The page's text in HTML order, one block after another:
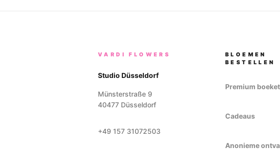
VARDI FLOWERS
Studio Düsseldorf
Münsterstraße 9
40477 Düsseldorf
+49 157 31072503
BLOEMEN
BESTELLEN
Premium
Cadeaus
Anonieme